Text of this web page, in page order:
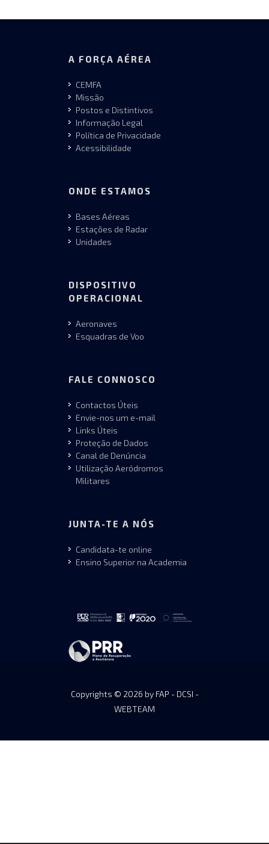
A FORÇA AÉREA
CEMFA
Missão
Postos e Distintivos
Informação Legal
Política de Privacidade
Acessibilidade
ONDE ESTAMOS
Bases Aéreas
Estações de Radar
Unidades
DISPOSITIVO
OPERACIONAL
Aeronaves
Esquadras de Voo
FALE CONNOSCO
Contactos Úteis
Envie-nos um e-mail
Links Úteis
Proteção de Dados
Canal de Denúncia
Utilização Aeródromos
Militares
JUNTA-TE A NÓS
Candidata-te online
Ensino Superior na Academia
Copyrights © 2026 by FAP - DCSI -
WEBTEAM